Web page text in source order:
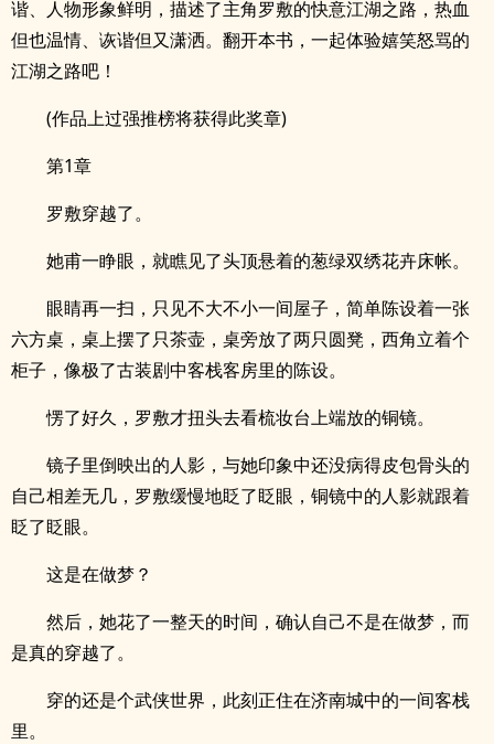
谐、人物形象鲜明，描述了主角罗敷的快意江湖之路，热血
但也温情、诙谐但又潇洒。翻开本书，一起体验嬉笑怒骂的
江湖之路吧！
(作品上过强推榜将获得此奖章)
第1章
罗敷穿越了。
她甫一睁眼，就瞧见了头顶悬着的葱绿双绣花卉床帐。
眼睛再一扫，只见不大不小一间屋子，简单陈设着一张
六方桌，桌上摆了只茶壶，桌旁放了两只圆凳，西角立着个
柜子，像极了古装剧中客栈客房里的陈设。
愣了好久，罗敷才扭头去看梳妆台上端放的铜镜。
镜子里倒映出的人影，与她印象中还没病得皮包骨头的
自己相差无几，罗敷缓慢地眨了眨眼，铜镜中的人影就跟着
眨了眨眼。
这是在做梦？
然后，她花了一整天的时间，确认自己不是在做梦，而
是真的穿越了。
穿的还是个武侠世界，此刻正住在济南城中的一间客栈
里。